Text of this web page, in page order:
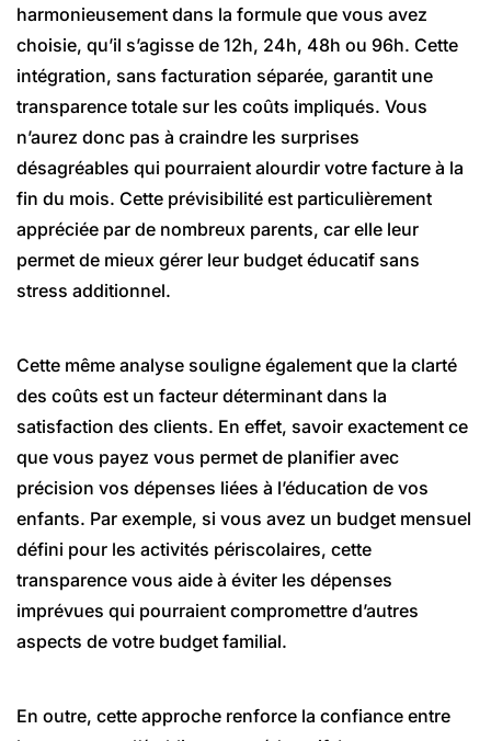
harmonieusement dans la formule que vous avez
choisie, qu’il s’agisse de 12h, 24h, 48h ou 96h. Cette
intégration, sans facturation séparée, garantit une
transparence totale sur les coûts impliqués. Vous
n’aurez donc pas à craindre les surprises
désagréables qui pourraient alourdir votre facture à la
fin du mois. Cette prévisibilité est particulièrement
appréciée par de nombreux parents, car elle leur
permet de mieux gérer leur budget éducatif sans
stress additionnel.
Cette même analyse souligne également que la clarté
des coûts est un facteur déterminant dans la
satisfaction des clients. En effet, savoir exactement ce
que vous payez vous permet de planifier avec
précision vos dépenses liées à l’éducation de vos
enfants. Par exemple, si vous avez un budget mensuel
défini pour les activités périscolaires, cette
transparence vous aide à éviter les dépenses
imprévues qui pourraient compromettre d’autres
aspects de votre budget familial.
En outre, cette approche renforce la confiance entre